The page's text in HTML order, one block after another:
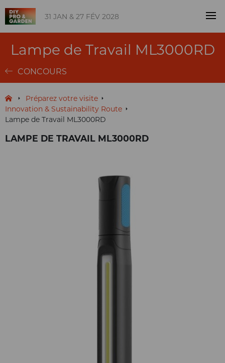
31 JAN & 27 FÉV 2028
Lampe de Travail ML3000RD
CONCOURS
Préparez votre visite
Innovation & Sustainability Route
Lampe de Travail ML3000RD
LAMPE DE TRAVAIL ML3000RD